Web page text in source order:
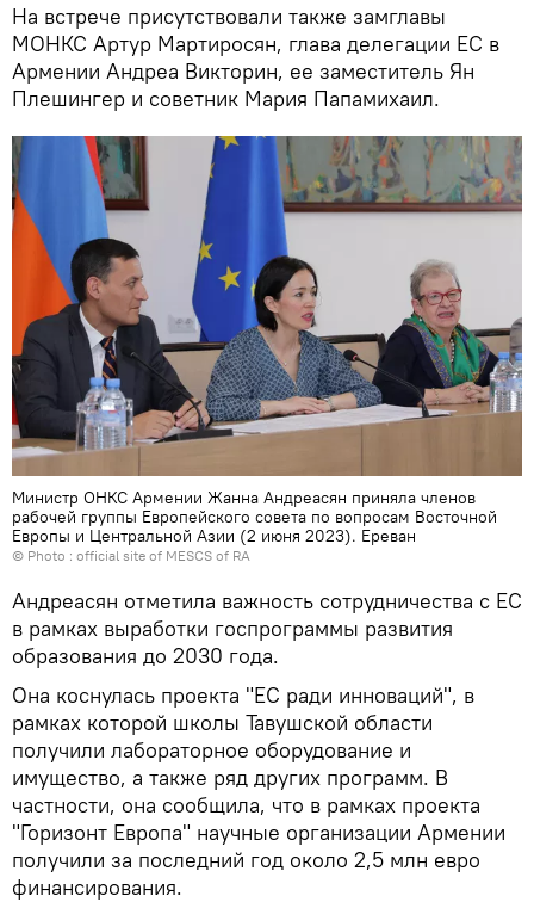
На встрече присутствовали также замглавы
МОНКС Артур Мартиросян, глава делегации ЕС в
Армении Андреа Викторин, ее заместитель Ян
Плешингер и советник Мария Папамихаил.
Министр ОНКС Армении Жанна Андреасян приняла членов
рабочей группы Европейского совета по вопросам Восточной
Европы и Центральной Азии (2 июня 2023). Еревaн
© Photo : official site of MESCS of RA
Андреасян отметила важность сотрудничества с ЕС
в рамках выработки госпрограммы развития
образования до 2030 года.
Она коснулась проекта "ЕС ради инноваций", в
рамках которой школы Тавушской области
получили лабораторное оборудование и
имущество, а также ряд других программ. В
частности, она сообщила, что в рамках проекта
"Горизонт Европа" научные организации Армении
получили за последний год около 2,5 млн евро
финансирования.